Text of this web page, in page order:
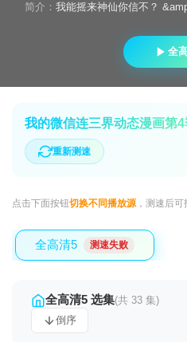
简介： 我能摇来神仙你信不？
全
我的微信连三界动态漫画第
重新测速
点击下面按钮切换不同播放源，测速后可
全高清5 测速失败
全高清5 选集(共 33 集)
倒序